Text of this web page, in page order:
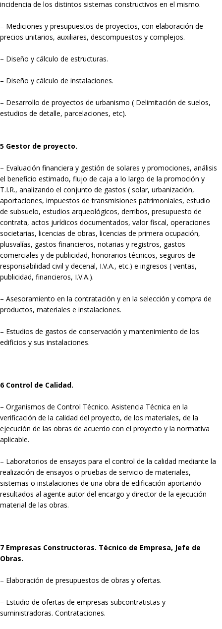
incidencia de los distintos sistemas constructivos en el mismo.
– Mediciones y presupuestos de proyectos, con elaboración de
precios unitarios, auxiliares, descompuestos y complejos.
– Diseño y cálculo de estructuras.
– Diseño y cálculo de instalaciones.
– Desarrollo de proyectos de urbanismo ( Delimitación de suelos,
estudios de detalle, parcelaciones, etc).
5 Gestor de proyecto.
– Evaluación financiera y gestión de solares y promociones, análisis
el beneficio estimado, flujo de caja a lo largo de la promoción y
T.I.R., analizando el conjunto de gastos ( solar, urbanización,
aportaciones, impuestos de transmisiones patrimoniales, estudio
de subsuelo, estudios arqueológicos, derribos, presupuesto de
contrata, actos jurídicos documentados, valor fiscal, operaciones
societarias, licencias de obras, licencias de primera ocupación,
plusvalías, gastos financieros, notarias y registros, gastos
comerciales y de publicidad, honorarios técnicos, seguros de
responsabilidad civil y decenal, I.V.A., etc.) e ingresos ( ventas,
publicidad, financieros, I.V.A.).
– Asesoramiento en la contratación y en la selección y compra de
productos, materiales e instalaciones.
– Estudios de gastos de conservación y mantenimiento de los
edificios y sus instalaciones.
6 Control de Calidad.
– Organismos de Control Técnico. Asistencia Técnica en la
verificación de la calidad del proyecto, de los materiales, de la
ejecución de las obras de acuerdo con el proyecto y la normativa
aplicable.
– Laboratorios de ensayos para el control de la calidad mediante la
realización de ensayos o pruebas de servicio de materiales,
sistemas o instalaciones de una obra de edificación aportando
resultados al agente autor del encargo y director de la ejecución
material de las obras.
7 Empresas Constructoras. Técnico de Empresa, Jefe de
Obras.
– Elaboración de presupuestos de obras y ofertas.
– Estudio de ofertas de empresas subcontratistas y
suministradoras. Contrataciones.